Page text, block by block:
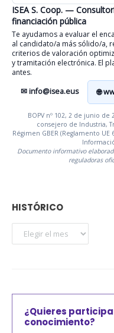
ISEA S. Coop. —
financiación pública
Te ayudamos a evaluar el
al candidato/a más sólido/a,
criterios de valoración
y tramitación electrónica. El
antes.
✉ info@isea.eus
🌐
BOPV nº 102, 2 de junio
consejero de Industria,
Régimen GBER (Reglamento
Documento informativo
reguladoras
HISTÓRICO
¿Quieres
conocimiento?